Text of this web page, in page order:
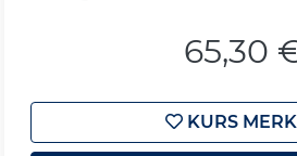
65,30
KURS